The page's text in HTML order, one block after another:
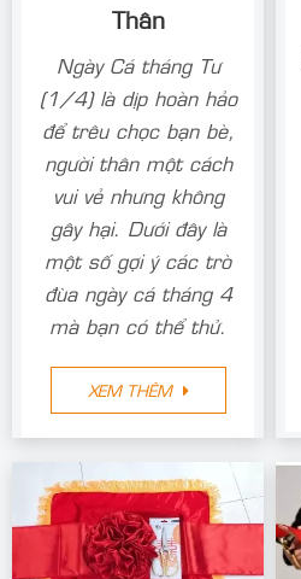
Thân
Ngày Cá tháng Tư
(1/4) là dịp hoàn hảo
để trêu chọc bạn bè,
người thân một cách
vui vẻ nhưng không
gây hại. Dưới đây là
một số gợi ý các trò
đùa ngày cá tháng 4
mà bạn có thể thử.
XEM THÊM